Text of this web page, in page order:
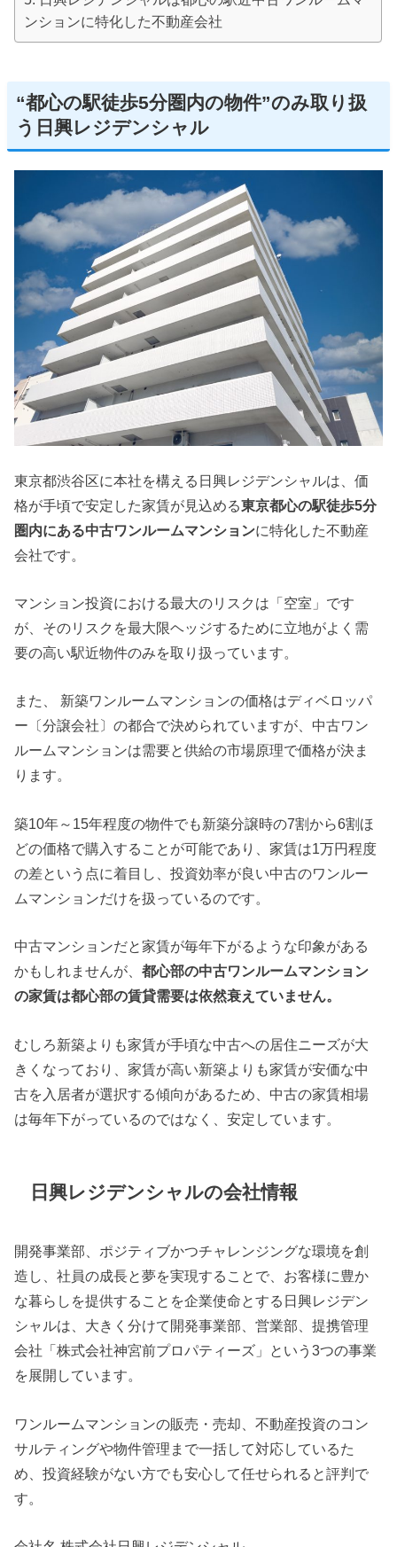
ンションに特化した不動産会社
“都心の駅徒歩5分圏内の物件”のみ取り扱
う日興レジデンシャル
東京都渋谷区に本社を構える日興レジデンシャルは、価
格が手頃で安定した家賃が見込める東京都心の駅徒歩5分
圏内にある中古ワンルームマンションに特化した不動産
会社です。
マンション投資における最大のリスクは「空室」です
が、そのリスクを最大限ヘッジするために立地がよく需
要の高い駅近物件のみを取り扱っています。
また、 新築ワンルームマンションの価格はディベロッパ
ー〔分譲会社〕の都合で決められていますが、中古ワン
ルームマンションは需要と供給の市場原理で価格が決ま
ります。
築10年～15年程度の物件でも新築分譲時の7割から6割ほ
どの価格で購入することが可能であり、家賃は1万円程度
の差という点に着目し、投資効率が良い中古のワンルー
ムマンションだけを扱っているのです。
中古マンションだと家賃が毎年下がるような印象がある
かもしれませんが、都心部の中古ワンルームマンション
の家賃は都心部の賃貸需要は依然衰えていません。
むしろ新築よりも家賃が手頃な中古への居住ニーズが大
きくなっており、家賃が高い新築よりも家賃が安価な中
古を入居者が選択する傾向があるため、中古の家賃相場
は毎年下がっているのではなく、安定しています。
日興レジデンシャルの会社情報
開発事業部、ポジティブかつチャレンジングな環境を創
造し、社員の成長と夢を実現することで、お客様に豊か
な暮らしを提供することを企業使命とする日興レジデン
シャルは、大きく分けて開発事業部、営業部、提携管理
会社「株式会社神宮前プロパティーズ」という3つの事業
を展開しています。
ワンルームマンションの販売・売却、不動産投資のコン
サルティングや物件管理まで一括して対応しているた
め、投資経験がない方でも安心して任せられると評判で
す。